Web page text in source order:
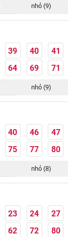
nhỏ (9)
39 40
41
64 69 71
nhỏ (9)
40 46
47
75 77 80
nhỏ (8)
23 24
27
62 72 80